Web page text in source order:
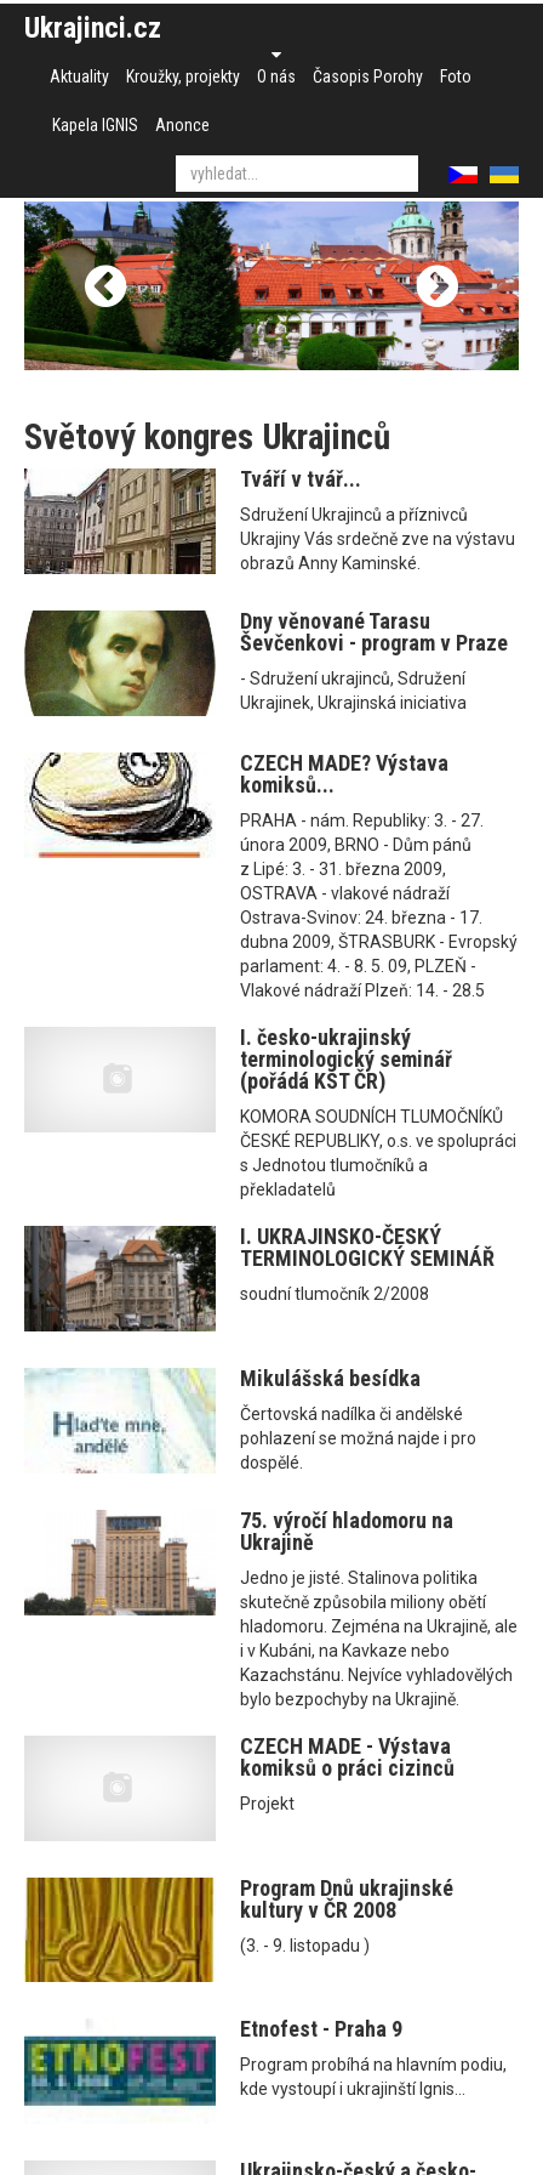
Ukrajinci.cz
Aktuality Kroužky, projekty O nás Časopis Porohy Foto
Kapela IGNIS Anonce
Světový kongres Ukrajinců
Tváří v tvář...
Sdružení Ukrajinců a příznivců
Ukrajiny Vás srdečně zve na výstavu
obrazů Anny Kaminské.
Dny věnované Tarasu
Ševčenkovi - program v Praze
- Sdružení ukrajinců, Sdružení
Ukrajinek, Ukrajinská iniciativa
CZECH MADE? Výstava
komiksů...
PRAHA - nám. Republiky: 3. - 27.
února 2009, BRNO - Dům pánů
z Lipé: 3. - 31. března 2009,
OSTRAVA - vlakové nádraží
Ostrava-Svinov: 24. března - 17.
dubna 2009, ŠTRASBURK - Evropský
parlament: 4. - 8. 5. 09, PLZEŇ -
Vlakové nádraží Plzeň: 14. - 28.5
I. česko-ukrajinský
terminologický seminář
(pořádá KST ČR)
KOMORA SOUDNÍCH TLUMOČNÍKŮ
ČESKÉ REPUBLIKY, o.s. ve spolupráci
s Jednotou tlumočníků a
překladatelů
I. UKRAJINSKO-ČESKÝ
TERMINOLOGICKÝ SEMINÁŘ
soudní tlumočník 2/2008
Mikulášská besídka
Čertovská nadílka či andělské
pohlazení se možná najde i pro
dospělé.
75. výročí hladomoru na
Ukrajině
Jedno je jisté. Stalinova politika
skutečně způsobila miliony obětí
hladomoru. Zejména na Ukrajině, ale
i v Kubáni, na Kavkaze nebo
Kazachstánu. Nejvíce vyhladovělých
bylo bezpochyby na Ukrajině.
CZECH MADE - Výstava
komiksů o práci cizinců
Projekt
Program Dnů ukrajinské
kultury v ČR 2008
(3. - 9. listopadu )
Etnofest - Praha 9
Program probíhá na hlavním podiu,
kde vystoupí i ukrajinští Ignis...